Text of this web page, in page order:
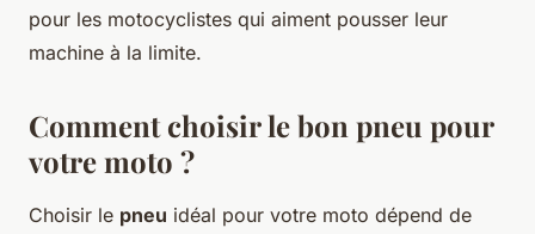
pour les motocyclistes qui aiment pousser leur
machine à la limite.
Comment choisir le bon pneu pour
votre moto ?
Choisir le pneu idéal pour votre moto dépend de